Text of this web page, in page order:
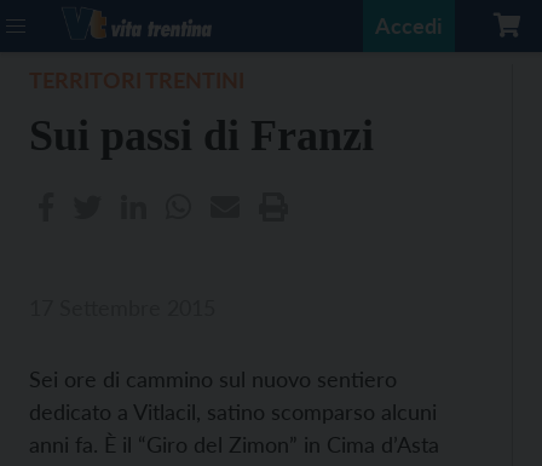
Accedi
Sui passi di Franzi
Sei ore di cammino sul nuovo sentiero
dedicato a Vitlacil, satino scomparso alcuni
anni fa. È il “Giro del Zimon” in Cima d’Asta